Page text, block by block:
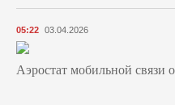
05:22 03.04.2026
Аэростат мобильной связи